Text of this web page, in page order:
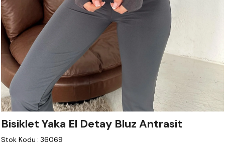
Bisiklet Yaka El Detay Bluz Antrasit
Stok Kodu : 36069